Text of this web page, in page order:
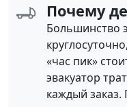
Почему
Большинство
«час пик»
эвакуатор
каждый